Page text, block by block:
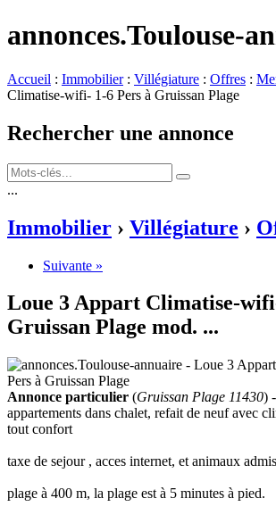
annonces.Toulouse-
Accueil : Immobilier: Villégiature : Offres :
Climatise-wifi- 1-6 Pers à Gruissan Plage
Rechercher une annonce
...
Immobilier › Villégiature ›
Suivante »
Loue 3 Appart Climatise-
Gruissan Plage mod. ...
Annonce particulier (Gruissan Plage 11430)
appartements dans chalet, refait de neuf avec
tout confort
taxe de sejour , acces internet, et animaux
plage à 400 m, la plage est à 5 minutes à pied.